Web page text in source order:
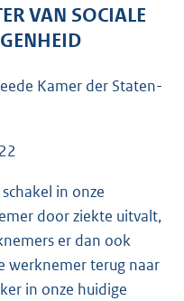
e
:
7
VAN SOCIALE
Kamer der Staten-
in onze
door ziekte uitvalt,
er dan ook
werknemer terug naar
in onze huidige